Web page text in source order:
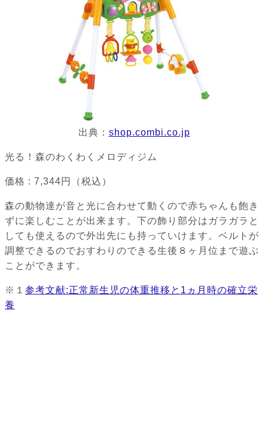
出典： shop.combi.co.jp
光る！森のわくわくメロディジム
価格 : 7,344円（税込）
森の動物達が音と光に合わせて動くので赤ちゃんも飽き
ずに楽しむことが出来ます。下の飾り部分はガラガラと
しても使えるので外出先にも持っていけます。ベルトが
調整できるのでおすわりのできる生後８ヶ月位まで遊ぶ
ことができます。
※１ 参考文献:正常新生児の体重推移と1ヵ月時の確立栄
養